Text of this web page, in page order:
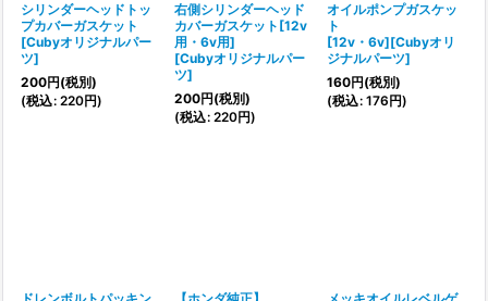
シリンダーヘッドトッ
プカバーガスケット
[Cubyオリジナルパー
ツ]
200円(税別)
(税込: 220円)
右側シリンダーヘッド
カバーガスケット[12v
用・6v用]
[Cubyオリジナルパー
ツ]
200円(税別)
(税込: 220円)
オイルポンプガスケッ
ト
[12v・6v][Cubyオリ
ジナルパーツ]
160円(税別)
(税込: 176円)